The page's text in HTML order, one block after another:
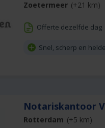
Zoetermeer (+21 km)
Offerte dezelfde dag
Snel, scherp en
Notariskantoor
Rotterdam (+5 km)